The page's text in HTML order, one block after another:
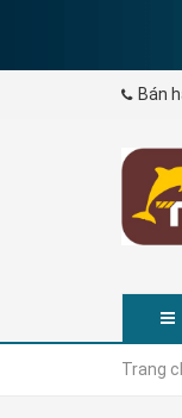
Bán
Trang